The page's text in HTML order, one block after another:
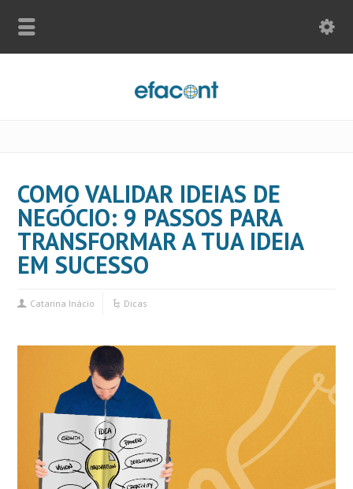
COMO VALIDAR IDEIAS DE
NEGÓCIO: 9 PASSOS PARA
TRANSFORMAR A TUA IDEIA
EM SUCESSO
Catarina Inácio Dicas